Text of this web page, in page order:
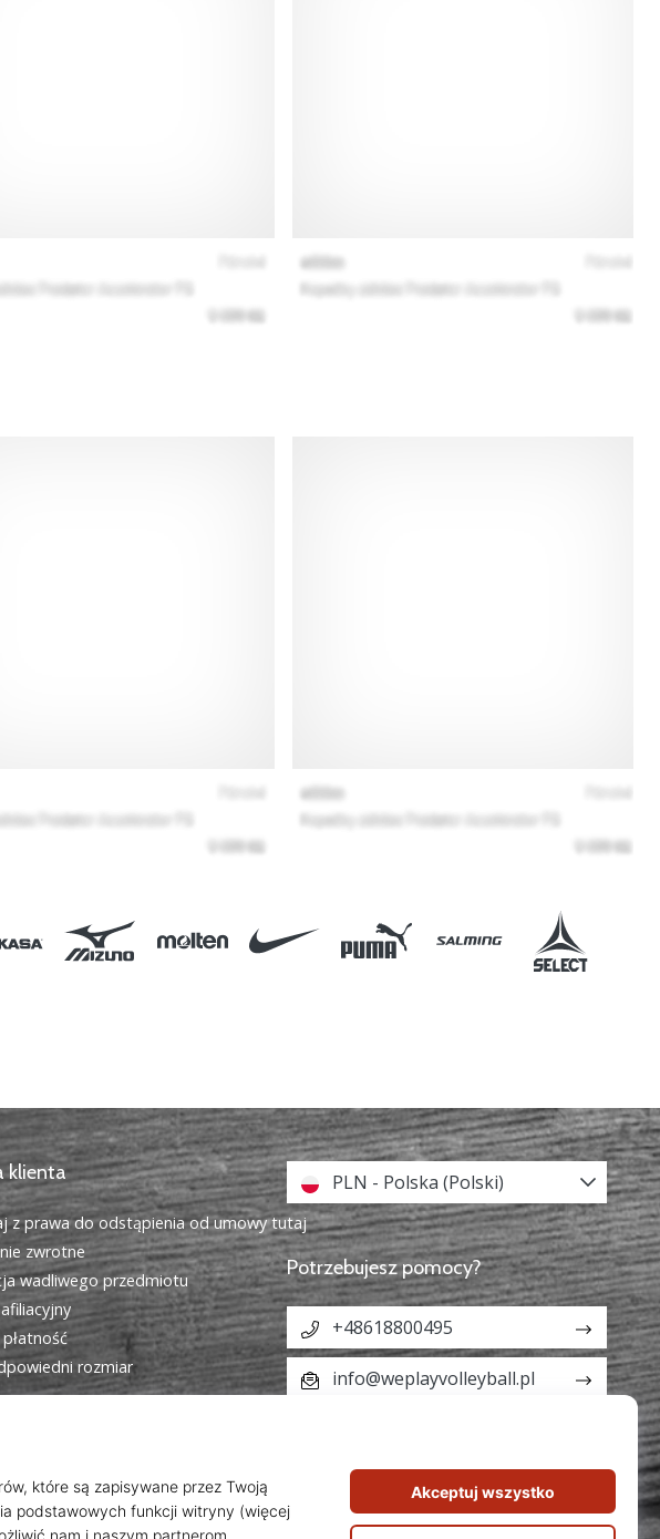
klienta
z prawa do odstąpienia od umowy tutaj
zwrotne
wadliwego przedmiotu
płatność
rozmiar
ambasadorów
PLN - Polska (Polski)
Potrzebujesz pomocy?
+48618800495
info@weplayvolleyball.pl